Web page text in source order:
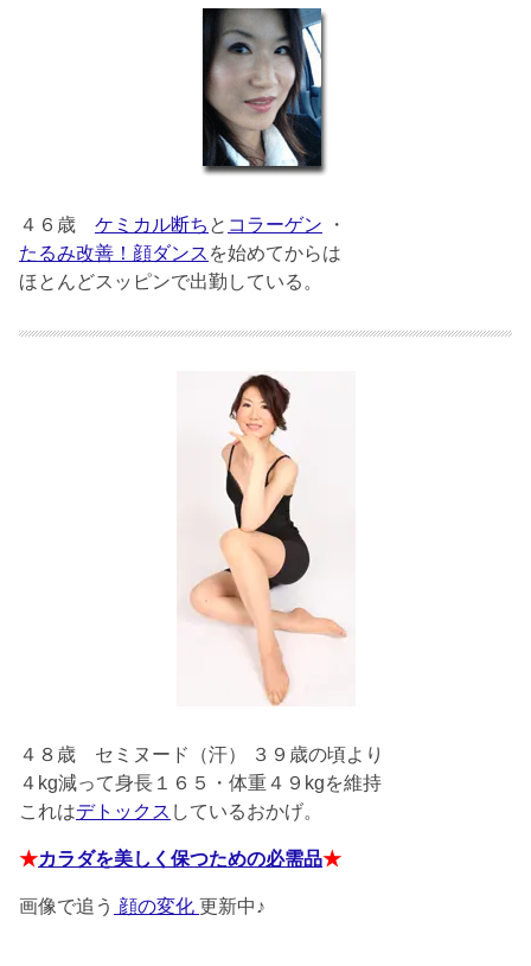
４６歳 ケミカル断ち と コラーゲン ・
たるみ改善！顔ダンス を始めてからは
ほとんどスッピンで出勤している。
４８歳 セミヌード（汗） ３９歳の頃より
４kg減って身長１６５・体重４９kgを維持
これはデトックス しているおかげ。
★カラダを美しく保つための必需品★
画像で追う 顔の変化 更新中♪